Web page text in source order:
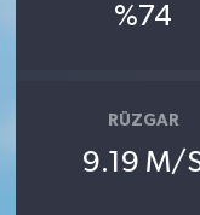
%74
RÜZGAR
9.19 M/